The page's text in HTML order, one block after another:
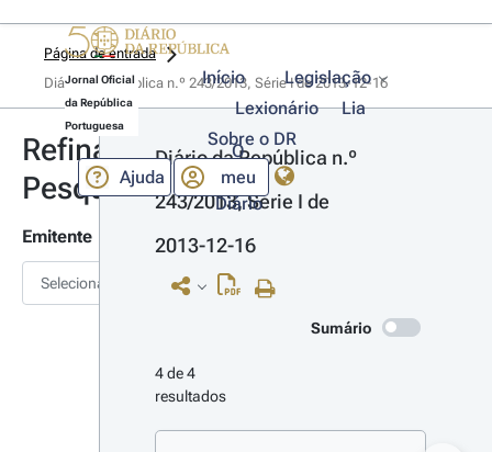
Jornal Oficial
da República
Portuguesa
Início
Legislação
Lexionário
Lia
Sobre o DR
Ajuda
O
meu
Diário
Página de entrada
Diário da República n.º 243/2013, Série I de 2013-12-16
Refinar
Pesquisa
Emitente
Selecionar
Diário da República n.º
243/2013, Série I de
2013-12-16
Sumário
4 de 4
resultados